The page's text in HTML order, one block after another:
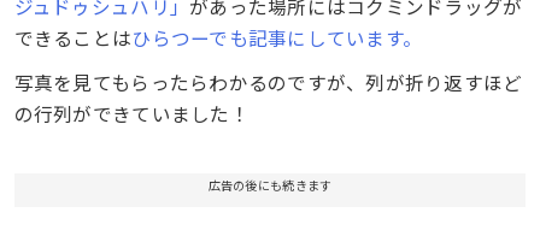
ジュドゥシュハリ」 があった場所にはコクミンドラッグが
できることはひらつーでも記事にしています。
写真を見てもらったらわかるのですが、列が折り返すほど
の行列ができていました！
広告の後にも続きます